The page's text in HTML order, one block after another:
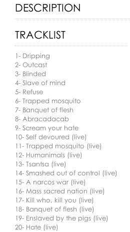
DESCRIPTION
TRACKLIST
1- Dripping
2- Outcast
3- Blinded
4- Slave of mind
5- Refuse
6- Trapped mosquito
7- Banquet of flesh
8- Abracadacab
9- Scream your hate
10- Self devoured (live)
11- Trapped mosquito (live)
12- Humanimals (live)
13- Tsantsa (live)
14- Smashed out of control (live)
15- A narcos war (live)
16- Mass sacred nation (live)
17- Kill who, kill you (live)
18- Banquet of flesh (live)
19- Enslaved by the pigs (live)
20- Hate (live)